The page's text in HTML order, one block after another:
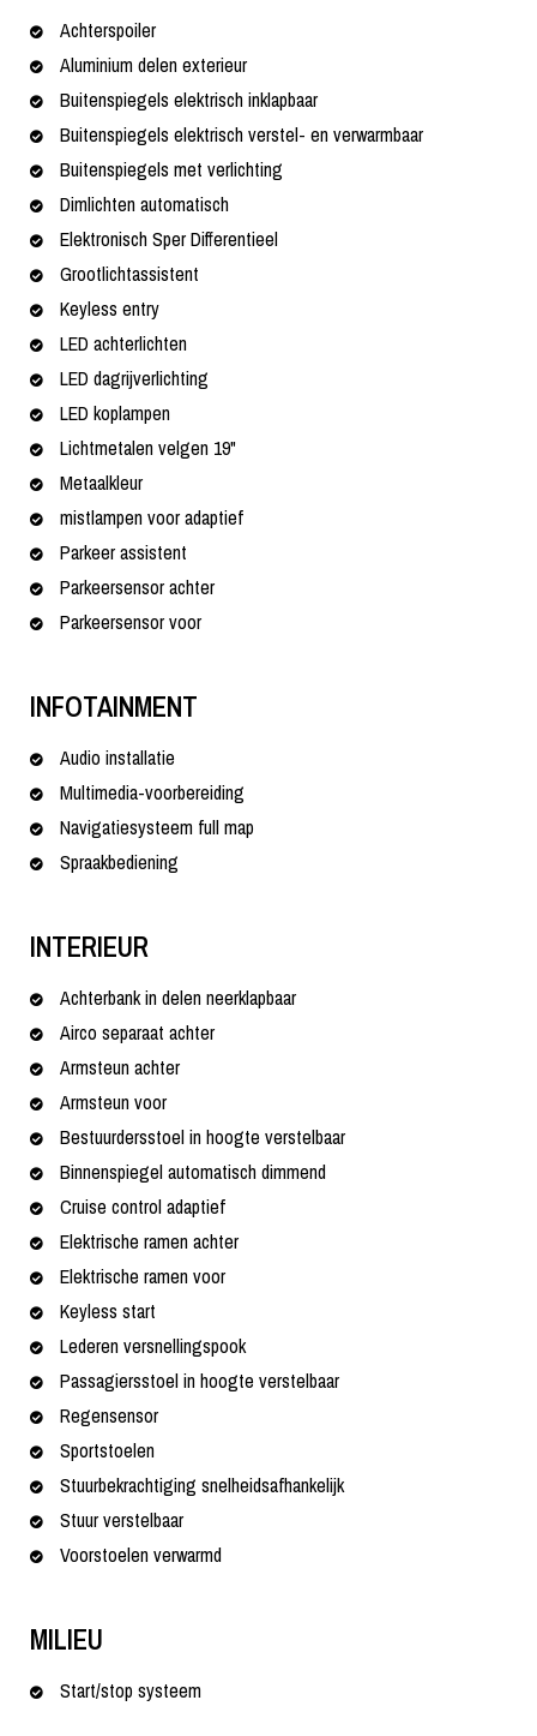
Achterspoiler
Aluminium delen exterieur
Buitenspiegels elektrisch inklapbaar
Buitenspiegels elektrisch verstel- en verwarmbaar
Buitenspiegels met verlichting
Dimlichten automatisch
Elektronisch Sper Differentieel
Grootlichtassistent
Keyless entry
LED achterlichten
LED dagrijverlichting
LED koplampen
Lichtmetalen velgen 19"
Metaalkleur
mistlampen voor adaptief
Parkeer assistent
Parkeersensor achter
Parkeersensor voor
INFOTAINMENT
Audio installatie
Multimedia-voorbereiding
Navigatiesysteem full map
Spraakbediening
INTERIEUR
Achterbank in delen neerklapbaar
Airco separaat achter
Armsteun achter
Armsteun voor
Bestuurdersstoel in hoogte verstelbaar
Binnenspiegel automatisch dimmend
Cruise control adaptief
Elektrische ramen achter
Elektrische ramen voor
Keyless start
Lederen versnellingspook
Passagiersstoel in hoogte verstelbaar
Regensensor
Sportstoelen
Stuurbekrachtiging snelheidsafhankelijk
Stuur verstelbaar
Voorstoelen verwarmd
MILIEU
Start/stop systeem